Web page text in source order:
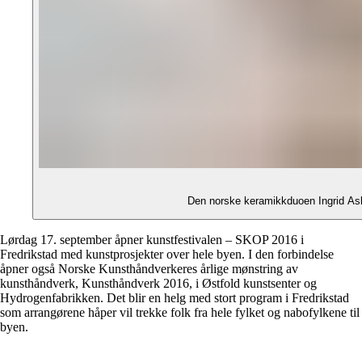
Den norske keramikkduoen Ingrid
Lørdag 17. september åpner kunstfestivalen – SKOP 2016 i
Fredrikstad med kunstprosjekter over hele byen. I den forbindelse
åpner også Norske Kunsthåndverkeres årlige mønstring av
kunsthåndverk, Kunsthåndverk 2016, i Østfold kunstsenter og
Hydrogenfabrikken. Det blir en helg med stort program i Fredrikstad
som arrangørene håper vil trekke folk fra hele fylket og nabofylkene til
byen.